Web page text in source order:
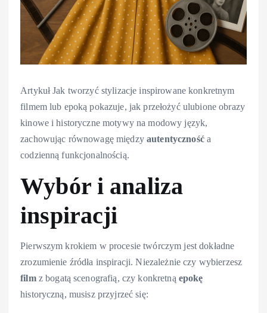
Artykuł Jak tworzyć stylizacje inspirowane konkretnym
filmem lub epoką pokazuje, jak przełożyć ulubione obrazy
kinowe i historyczne motywy na modowy język,
zachowując równowagę międzyautentycznośća
codzienną funkcjonalnością.
Wybór i analiza
inspiracji
Pierwszym krokiem w procesie twórczym jest dokładne
zrozumienie źródła inspiracji. Niezależnie czy wybierzesz
filmz bogatą scenografią, czy konkretną epokę
historyczną, musisz przyjrzeć się: